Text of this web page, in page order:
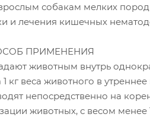
собакам мелких
и лечения кишечных
ПРИМЕНЕНИЯ
животным внутрь
1 кг веса животного в
непосредственно на
животных, с весом менее